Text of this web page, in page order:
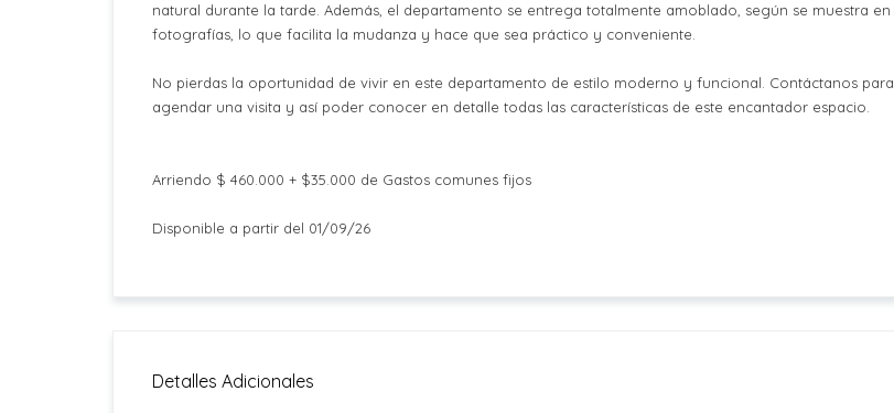
natural durante la tarde. Además, el departamento se entrega totalmente amoblado, según se muestra en
fotografías, lo que facilita la mudanza y hace que sea práctico y conveniente.
No pierdas la oportunidad de vivir en este departamento de estilo moderno y funcional. Contáctanos para
agendar una visita y así poder conocer en detalle todas las características de este encantador espacio.
Arriendo $ 460.000 + $35.000 de Gastos comunes fijos
Disponible a partir del 01/09/26
Detalles Adicionales